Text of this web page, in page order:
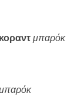
μπαρόκ